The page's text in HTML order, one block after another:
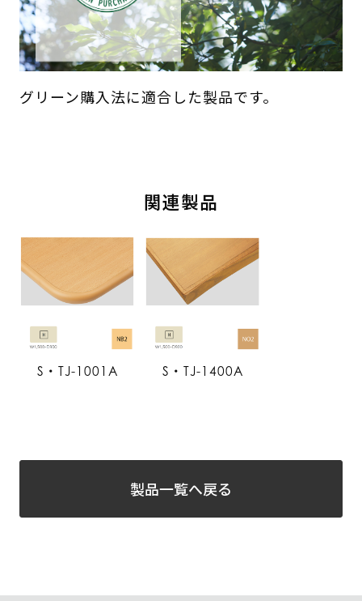
グリーン購入法に適合した製品です。
関連製品
S・TJ-1001A S・TJ-1400A
製品一覧へ戻る